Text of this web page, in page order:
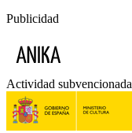
Publicidad
Actividad